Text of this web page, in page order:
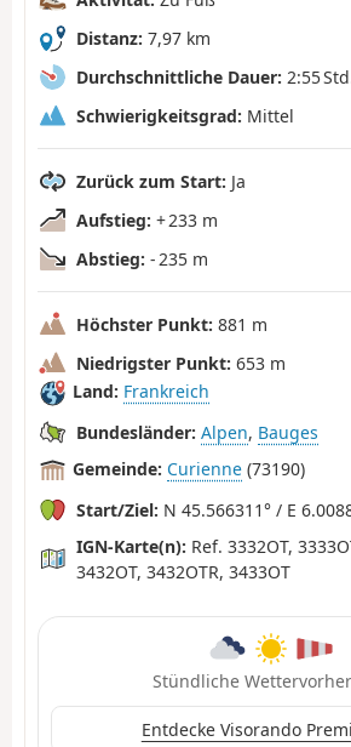
Distanz: 7,97 km
Durchschnittliche Dauer: 2:55
Schwierigkeitsgrad: Mittel
Zurück zum Start: Ja
Aufstieg: + 233 m
Abstieg: - 235 m
Höchster Punkt: 881 m
Niedrigster Punkt: 653 m
Land: Frankreich
Bundesländer: Alpen, Bauges
Gemeinde: Curienne (73190)
Start/Ziel: N 45.566311° / E
IGN-Karte(n): Ref. 3332OT,
3432OT, 3432OTR, 3433OT
Stündliche
Entdecke Visorando